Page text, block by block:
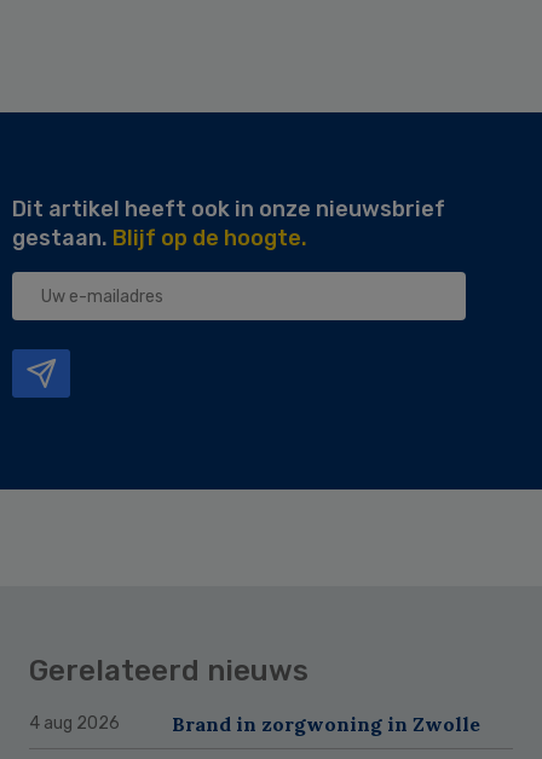
Dit artikel heeft ook in onze nieuwsbrief
gestaan. Blijf op de hoogte.
Uw
Gerelateerd nieuws
4 aug 2026 Brand in zorgwoning in Zwolle